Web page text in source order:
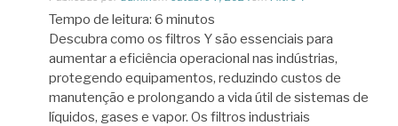
Tempo de leitura: 6 minutos
Descubra como os filtros Y são essenciais para
aumentar a eficiência operacional nas indústrias,
protegendo equipamentos, reduzindo custos de
manutenção e prolongando a vida útil de sistemas de
líquidos, gases e vapor. Os filtros industriais